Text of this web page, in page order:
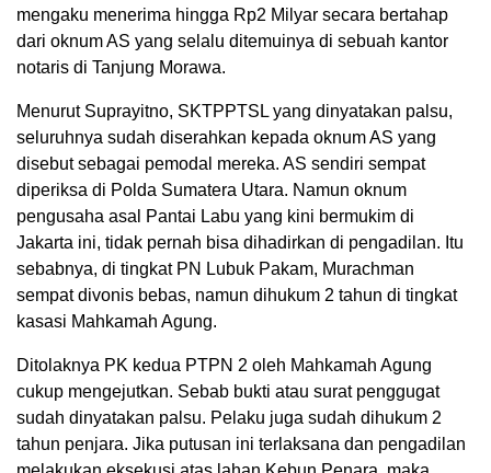
mengaku menerima hingga Rp2 Milyar secara bertahap
dari oknum AS yang selalu ditemuinya di sebuah kantor
notaris di Tanjung Morawa.
Menurut Suprayitno, SKTPPTSL yang dinyatakan palsu,
seluruhnya sudah diserahkan kepada oknum AS yang
disebut sebagai pemodal mereka. AS sendiri sempat
diperiksa di Polda Sumatera Utara. Namun oknum
pengusaha asal Pantai Labu yang kini bermukim di
Jakarta ini, tidak pernah bisa dihadirkan di pengadilan. Itu
sebabnya, di tingkat PN Lubuk Pakam, Murachman
sempat divonis bebas, namun dihukum 2 tahun di tingkat
kasasi Mahkamah Agung.
Ditolaknya PK kedua PTPN 2 oleh Mahkamah Agung
cukup mengejutkan. Sebab bukti atau surat penggugat
sudah dinyatakan palsu. Pelaku juga sudah dihukum 2
tahun penjara. Jika putusan ini terlaksana dan pengadilan